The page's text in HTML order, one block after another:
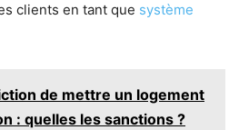
clients en tant que système
de mettre un logement
: quelles les sanctions ?